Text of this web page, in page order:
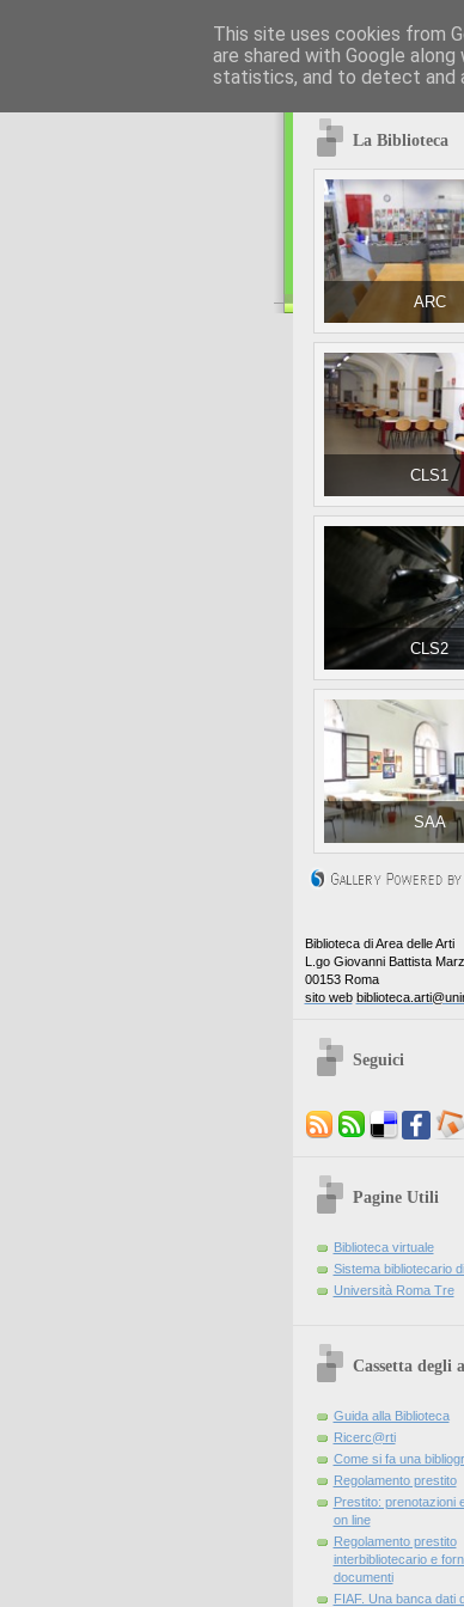
La Biblioteca
ARC
CLS1
CLS2
SAA
Biblioteca di Area delle Arti
L.go Giovanni Battista
00153 Roma
sito web
Seguici
Pagine Utili
Biblioteca virtuale
Sistema bibliotecario
Università Roma Tre
Cassetta degli
Guida alla Biblioteca
Ricerc@rti
Come si fa una
Regolamento prestito
Prestito: prenotazioni
on line
Regolamento prestito
interbibliotecario e
documenti
FIAF. Una banca dati
This site uses cookies from
are shared with Google
statistics, and to detect and